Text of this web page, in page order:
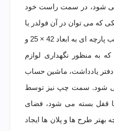
باز می شود، در سمت راست خود
که می توان در آن فولدر یا
پوشه قرار داد، از دو جیب پارچه ای به ابعاد 42 × 25 و
متر که به منظور نگهداری لوازم
دفتر یادداشت، ماشین حساب
می شود. سمت چپ نیز توسط
قفل بسته می شود، فضای
طرح ها و پلان ها ایجاد